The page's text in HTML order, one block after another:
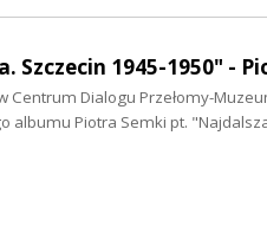
Szczecin 1945-1950" -
Centrum Dialogu Przełomy-
albumu Piotra Semki pt.